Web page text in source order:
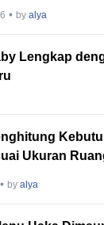
byalya
Lengkap
Ukuran
byalya